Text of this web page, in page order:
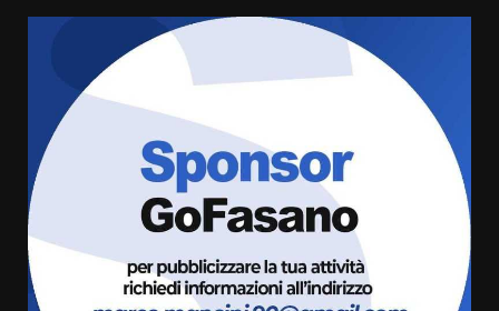
La Banda Città di Fasano apre
ufficialmente la Festa di
8 Agosto 2026 11:00